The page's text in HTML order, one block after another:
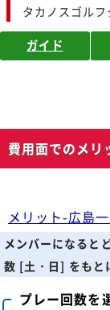
タカノスゴル
ガイド
費用面でのメリ
メリット-広島
メンバーになると
数 [土・日] をもと
プレー回数を